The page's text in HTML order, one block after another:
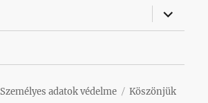
almenü
Személyes adatok védelme
Köszönjük